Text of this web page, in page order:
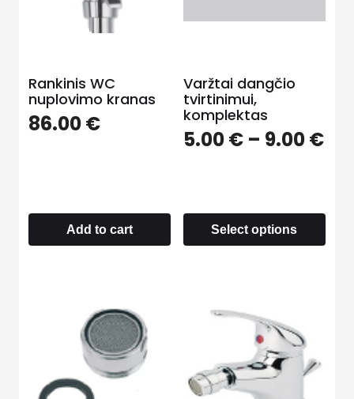
Rankinis WC
nuplovimo kranas
86.00€
Add to cart
Varžtai dangčio
tvirtinimui,
komplektas
5.00€– 9.00€
Select options